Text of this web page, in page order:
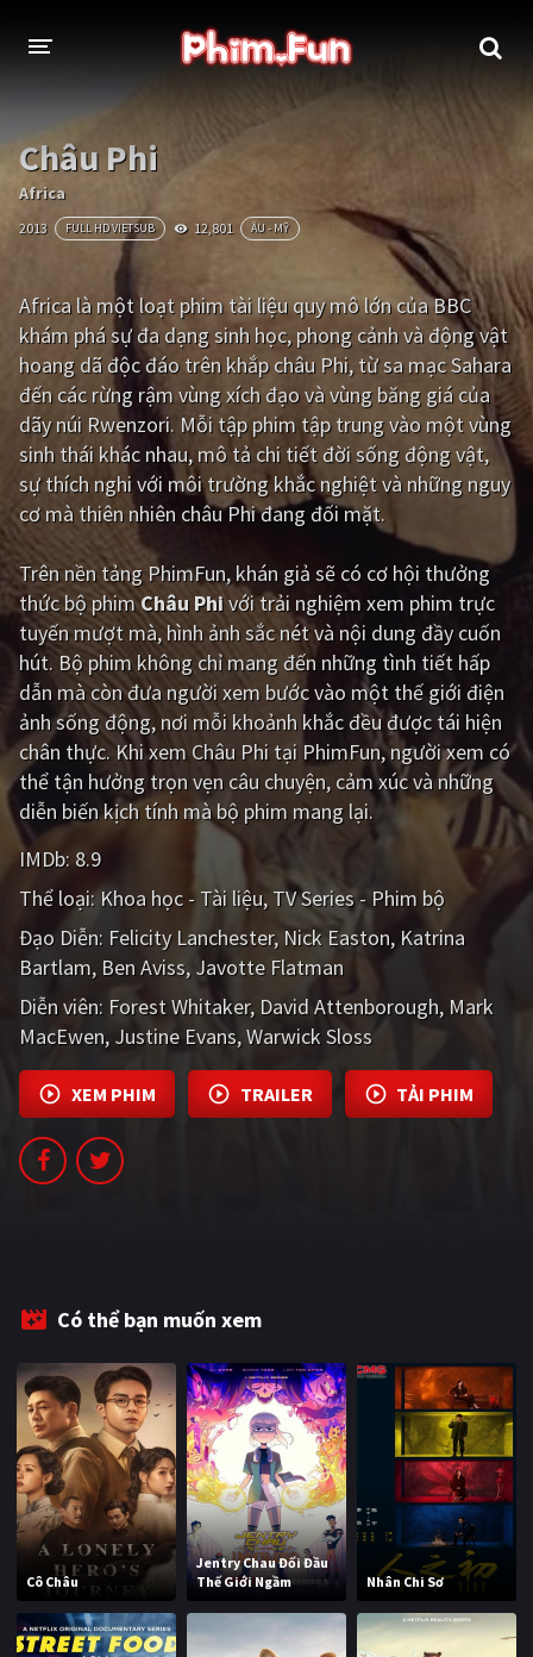
THỂ LOẠI
Thần thoại - Cổ trang
Tâm lý Chiến tranh
Kinh dị Tội phạm - Hình sự
Phiêu lưu Hài hước
Viễn tưởng Khoa học - Tài liệu
Hoạt hình Thể thao
Tình cảm - Lãng mạn Kỳ ảo
Giật gân Gia đình
Bí ẩn Lịch sử
Viễn Tây Tiểu sử
GameShow DramaTV
QUỐC GIA
Âu - Mỹ Trung Quốc - Hồng Kông
Nhật Bản
Ấn Độ Việt Nam
Tổng hợp
CẬP NHẬT
PHIM MỚI
PHIM BỘ
PHIM LẺ
BLOG
Châu Phi
Africa
2013 FULL HD VIETSUB 12,801 ÂU - MỸ
Africa là một loạt phim tài liệu quy mô lớn của BBC
khám phá sự đa dạng sinh học, phong cảnh và động vật
hoang dã độc đáo trên khắp châu Phi, từ sa mạc Sahara
đến các rừng rậm vùng xích đạo và vùng băng giá của
dãy núi Rwenzori. Mỗi tập phim tập trung vào một vùng
sinh thái khác nhau, mô tả chi tiết đời sống động vật,
sự thích nghi với môi trường khắc nghiệt và những nguy
cơ mà thiên nhiên châu Phi đang đối mặt.
Trên nền tảng PhimFun, khán giả sẽ có cơ hội thưởng
thức bộ phimChâu Phivới trải nghiệm xem phim trực
tuyến mượt mà, hình ảnh sắc nét và nội dung đầy cuốn
hút. Bộ phim không chỉ mang đến những tình tiết hấp
dẫn mà còn đưa người xem bước vào một thế giới điện
ảnh sống động, nơi mỗi khoảnh khắc đều được tái hiện
chân thực. Khi xem Châu Phi tại PhimFun, người xem có
thể tận hưởng trọn vẹn câu chuyện, cảm xúc và những
diễn biến kịch tính mà bộ phim mang lại.
IMDb: 8.9
Thể loại: Khoa học - Tài liệu TV Series - Phim bộ
Đạo Diễn: Felicity Lanchester Nick Easton Katrina
Bartlam Ben Aviss Javotte Flatman
Diễn viên: Forest Whitaker David Attenborough Mark
MacEwen Justine Evans Warwick Sloss
XEM PHIM TRAILER TẢI PHIM
Có thể bạn muốn xem
Cô Châu
Jentry Chau Đối Đầu
Thế Giới Ngầm
Nhân Chi Sơ